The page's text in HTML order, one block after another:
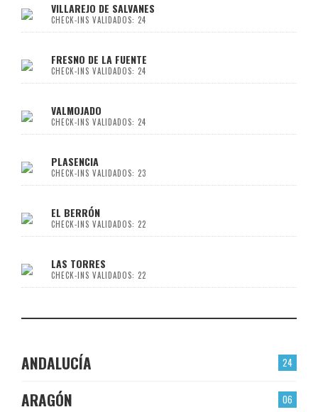
VILLAREJO DE SALVANES
CHECK-INS VALIDADOS: 24
FRESNO DE LA FUENTE
CHECK-INS VALIDADOS: 24
VALMOJADO
CHECK-INS VALIDADOS: 24
PLASENCIA
CHECK-INS VALIDADOS: 23
EL BERRÓN
CHECK-INS VALIDADOS: 22
LAS TORRES
CHECK-INS VALIDADOS: 22
24
ANDALUCÍA
06
ARAGÓN